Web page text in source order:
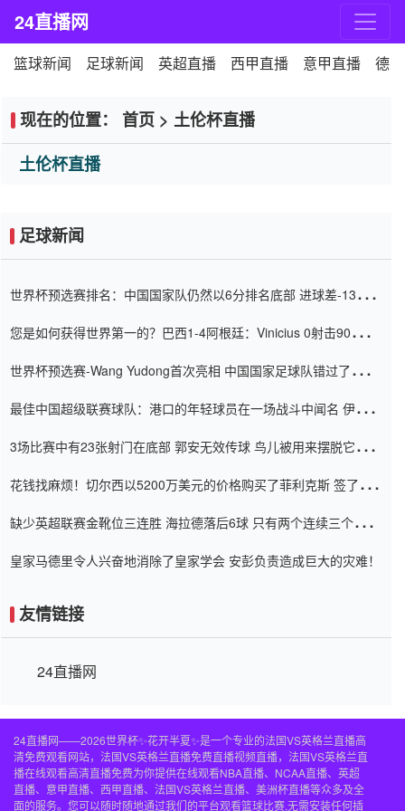
24直播网
篮球新闻 足球新闻 英超直播 西甲直播 意甲直播 德
现在的位置： 首页 > 土伦杯直播
土伦杯直播
足球新闻
世界杯预选赛排名：中国国家队仍然以6分排名底部 进球差-13令人
您是如何获得世界第一的？巴西1-4阿根廷：Vinicius 0射击90分钟
世界杯预选赛-Wang Yudong首次亮相 中国国家足球队错过了世界
最佳中国超级联赛球队：港口的年轻球员在一场战斗中闻名 伊万放
3场比赛中有23张射门在底部 郭安无效传球 鸟儿被用来摆脱它
花钱找麻烦！切尔西以5200万美元的价格购买了菲利克斯 签了7年
缺少英超联赛金靴位三连胜 海拉德落后6球 只有两个连续三个连续
皇家马德里令人兴奋地消除了皇家学会 安彭负责造成巨大的灾难！
友情链接
24直播网
24直播网——2026世界杯✨花开半夏✨是一个专业的法国VS英格兰直播高
清免费观看网站，法国VS英格兰直播免费直播视频直播，法国VS英格兰直
播在线观看高清直播免费为你提供在线观看NBA直播、NCAA直播、英超
直播、意甲直播、西甲直播、法国VS英格兰直播、美洲杯直播等众多及全
面的服务。您可以随时随地通过我们的平台观看篮球比赛,无需安装任何插